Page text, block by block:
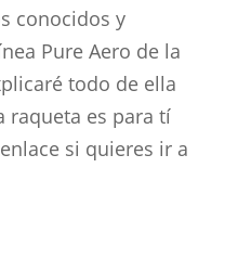
conocidos y
Pure Aero de la
todo de ella
raqueta es para tí
si quieres ir a